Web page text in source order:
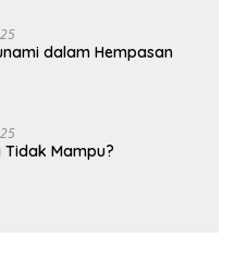
dalam Hempasan
Tidak Mampu?